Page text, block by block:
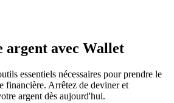
avec Wallet
essentiels nécessaires pour prendre le
financière. Arrêtez de deviner et
argent dès aujourd'hui.